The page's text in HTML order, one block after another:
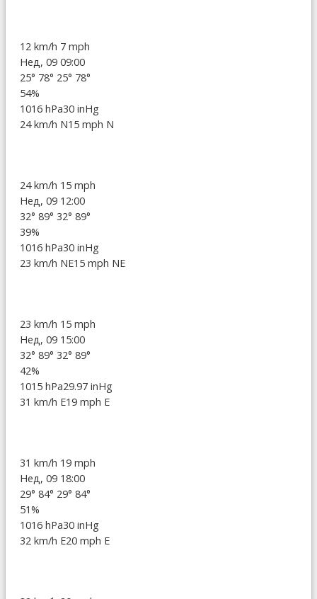
12 km/h 7 mph
Нед, 09 09:00
25° 78° 25° 78°
54%
1016 hPa30 inHg
24 km/h N15 mph N
24 km/h 15 mph
Нед, 09 12:00
32° 89° 32° 89°
39%
1016 hPa30 inHg
23 km/h NE15 mph NE
23 km/h 15 mph
Нед, 09 15:00
32° 89° 32° 89°
42%
1015 hPa29.97 inHg
31 km/h E19 mph E
31 km/h 19 mph
Нед, 09 18:00
29° 84° 29° 84°
51%
1016 hPa30 inHg
32 km/h E20 mph E